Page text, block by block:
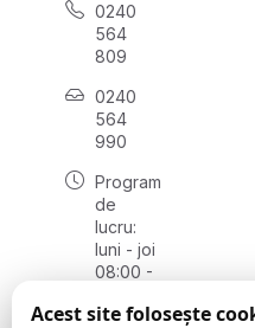
0240
564
809
0240
564
990
Program
de
lucru:
luni - joi
08:00 -
vineri
Acest site folosește